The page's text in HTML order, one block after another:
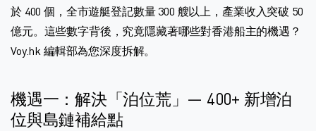
於 400 個，全市遊艇登記數量 300 艘以上，產業收入突破 50
億元。這些數字背後，究竟隱藏著哪些對香港船主的機遇？
Voy.hk 編輯部為您深度拆解。
機遇一：解決「泊位荒」— 400+ 新增泊
位與島鏈補給點